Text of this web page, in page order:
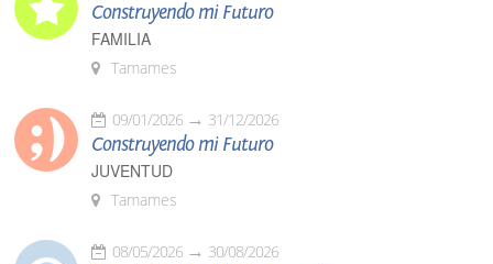
Construyendo mi Futuro
FAMILIA
Tamames
09/01/2026 31/12/2026
Construyendo mi Futuro
JUVENTUD
Tamames
08/05/2026 30/08/2026